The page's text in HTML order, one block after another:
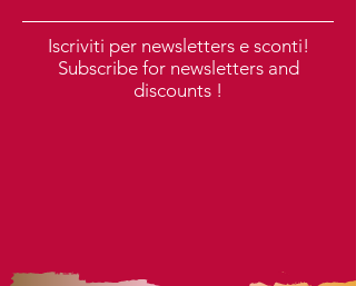
Iscriviti per newsletters e sconti!
Subscribe for newsletters and
discounts !